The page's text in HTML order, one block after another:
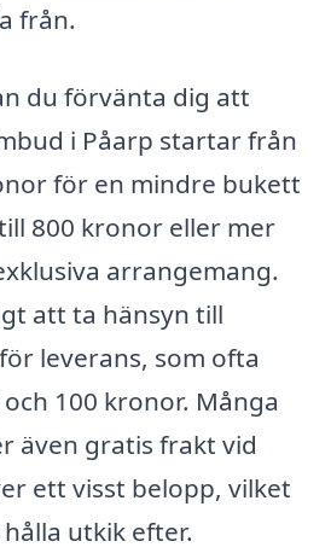
från.
du förvänta dig att
i Påarp startar från
för en mindre bukett
800 kronor eller mer
arrangemang.
att ta hänsyn till
leverans, som ofta
100 kronor. Många
även gratis frakt vid
ett visst belopp, vilket
utkik efter.